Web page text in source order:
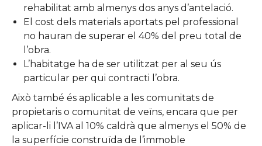
rehabilitat amb almenys dos anys d’antelació.
El cost dels materials aportats pel professional
no hauran de superar el 40% del preu total de
l’obra.
L’habitatge ha de ser utilitzat per al seu ús
particular per qui contracti l’obra.
Això també és aplicable a les comunitats de
propietaris o comunitat de veïns, encara que per
aplicar-li l’IVA al 10% caldrà que almenys el 50% de
la superfície construïda de l’immoble